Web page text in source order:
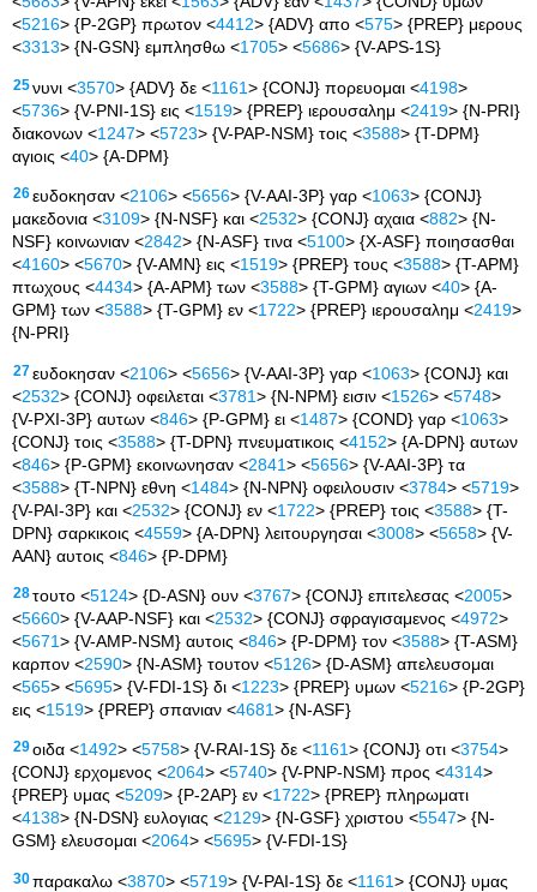
<5216> {P-2GP} πρωτον <4412> {ADV} απο <575> {PREP} μερους
<3313> {N-GSN} εμπλησθω <1705> <5686> {V-APS-1S}
25νυνι <3570> {ADV} δε <1161> {CONJ} πορευομαι <4198>
<5736> {V-PNI-1S} εις <1519> {PREP} ιερουσαλημ <2419> {N-PRI}
διακονων <1247> <5723> {V-PAP-NSM} τοις <3588> {T-DPM}
αγιοις <40> {A-DPM}
26ευδοκησαν <2106> <5656> {V-AAI-3P} γαρ <1063> {CONJ}
μακεδονια <3109> {N-NSF} και <2532> {CONJ} αχαια <882> {N-
NSF} κοινωνιαν <2842> {N-ASF} τινα <5100> {X-ASF} ποιησασθαι
<4160> <5670> {V-AMN} εις <1519> {PREP} τους <3588> {T-APM}
πτωχους <4434> {A-APM} των <3588> {T-GPM} αγιων <40> {A-
GPM} των <3588> {T-GPM} εν <1722> {PREP} ιερουσαλημ <2419>
{N-PRI}
27ευδοκησαν <2106> <5656> {V-AAI-3P} γαρ <1063> {CONJ} και
<2532> {CONJ} οφειλεται <3781> {N-NPM} εισιν <1526> <5748>
{V-PXI-3P} αυτων <846> {P-GPM} ει <1487> {COND} γαρ <1063>
{CONJ} τοις <3588> {T-DPN} πνευματικοις <4152> {A-DPN} αυτων
<846> {P-GPM} εκοινωνησαν <2841> <5656> {V-AAI-3P} τα
<3588> {T-NPN} εθνη <1484> {N-NPN} οφειλουσιν <3784> <5719>
{V-PAI-3P} και <2532> {CONJ} εν <1722> {PREP} τοις <3588> {T-
DPN} σαρκικοις <4559> {A-DPN} λειτουργησαι <3008> <5658> {V-
AAN} αυτοις <846> {P-DPM}
28τουτο <5124> {D-ASN} ουν <3767> {CONJ} επιτελεσας <2005>
<5660> {V-AAP-NSF} και <2532> {CONJ} σφραγισαμενος <4972>
<5671> {V-AMP-NSM} αυτοις <846> {P-DPM} τον <3588> {T-ASM}
καρπον <2590> {N-ASM} τουτον <5126> {D-ASM} απελευσομαι
<565> <5695> {V-FDI-1S} δι <1223> {PREP} υμων <5216> {P-2GP}
εις <1519> {PREP} σπανιαν <4681> {N-ASF}
29οιδα <1492> <5758> {V-RAI-1S} δε <1161> {CONJ} οτι <3754>
{CONJ} ερχομενος <2064> <5740> {V-PNP-NSM} προς <4314>
{PREP} υμας <5209> {P-2AP} εν <1722> {PREP} πληρωματι
<4138> {N-DSN} ευλογιας <2129> {N-GSF} χριστου <5547> {N-
GSM} ελευσομαι <2064> <5695> {V-FDI-1S}
30παρακαλω <3870> <5719> {V-PAI-1S} δε <1161> {CONJ} υμας